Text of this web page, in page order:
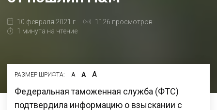
10 февраля 2021 г.
1126 просмотров
1 минута на чтение
РАЗМЕР ШРИФТА: А А А
Федеральная таможенная служба (ФТС)
подтвердила информацию о взыскании с